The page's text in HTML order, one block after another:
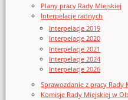
Plany pracy Rady Miejskiej
Interpelacje radnych
Interpelacje 2019
Interpelacje 2020
Interpelacje 2021
Interpelacje 2024
Interpelacje 2026
Sprawozdanie z pracy Rady
Komisje Rady Miejskiej w